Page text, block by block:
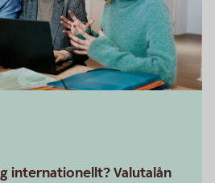
internationellt? Valutalån